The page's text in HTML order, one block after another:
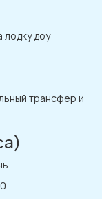
доу
трансфер и